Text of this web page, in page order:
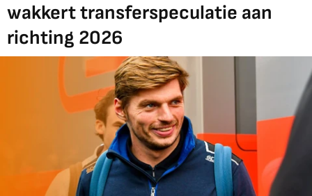
wakkert transferspeculatie aan
richting 2026